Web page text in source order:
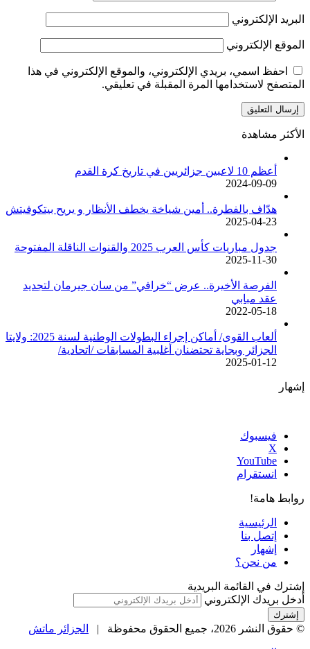
البريد الإلكتروني
الموقع الإلكتروني
احفظ اسمي، بريدي الإلكتروني، والموقع الإلكتروني في هذا
المتصفح لاستخدامها المرة المقبلة في تعليقي.
الأكثر مشاهدة
أعظم 10 لاعبين جزائريين في تاريخ كرة القدم
2024-09-09
هدّاف بالفطرة.. أمين شياخة يخطف الأنظار و يريح بيتكوفيتش
2025-04-23
جدول مباريات كأس العرب 2025 والقنوات الناقلة المفتوحة
2025-11-30
الفرصة الأخيرة.. عرض “خرافي” من سان جيرمان لتجديد
عقد مبابي
2022-05-18
ألعاب القوى/ أماكن إجراء البطولات الوطنية لسنة 2025: ولايتا
الجزائر وبجاية تحتضنان أغلبية المسابقات /اتحادية/
2025-01-12
إشهار
فيسبوك
‫X
‫YouTube
انستقرام
روابط هامة!
الرئيسية
إتصل بنا
إشهار
من نحن؟
إشترك في القائمة البريدية
أدخل بريدك الإلكتروني
© حقوق النشر 2026، جميع الحقوق محفوظة | الجزائر ماتش